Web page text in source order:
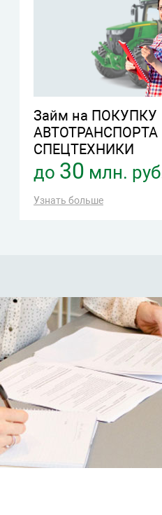
Займ на ПОКУПКУ
АВТОТРАНСПОРТА
СПЕЦТЕХНИКИ
до 30 млн.
Узнать больше